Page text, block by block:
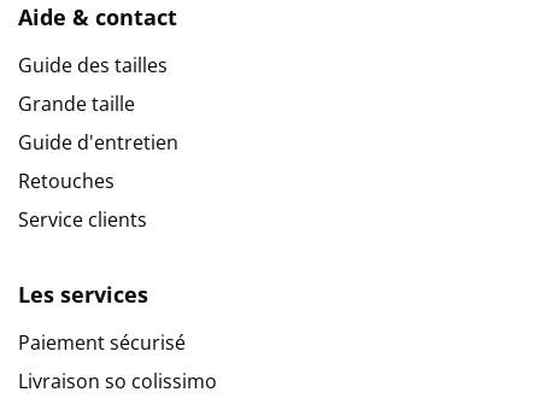
Aide & contact
Guide des tailles
Grande taille
Guide d'entretien
Retouches
Service clients
Les services
Paiement sécurisé
Livraison so colissimo